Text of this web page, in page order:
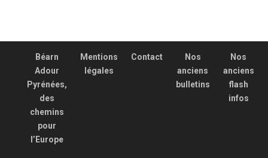
Béarn
Adour
Pyrénées,
des
chemins
pour
l’Europe
Mentions
légales
Contact
Nos
anciens
bulletins
Nos
anciens
flash
infos